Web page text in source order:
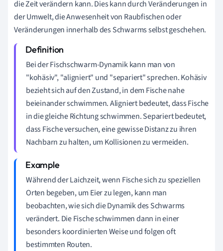
die Zeit verändern kann. Dies kann durch Veränderungen in
der Umwelt, die Anwesenheit von Raubfischen oder
Veränderungen innerhalb des Schwarms selbst geschehen.
Bei der Fischschwarm-Dynamik kann man von
"kohäsiv", "aligniert" und "separiert" sprechen. Kohäsiv
bezieht sich auf den Zustand, in dem Fische nahe
beieinander schwimmen. Aligniert bedeutet, dass Fische
in die gleiche Richtung schwimmen. Separiert bedeutet,
dass Fische versuchen, eine gewisse Distanz zu ihren
Nachbarn zu halten, um Kollisionen zu vermeiden.
Während der Laichzeit, wenn Fische sich zu speziellen
Orten begeben, um Eier zu legen, kann man
beobachten, wie sich die Dynamik des Schwarms
verändert. Die Fische schwimmen dann in einer
besonders koordinierten Weise und folgen oft
bestimmten Routen.